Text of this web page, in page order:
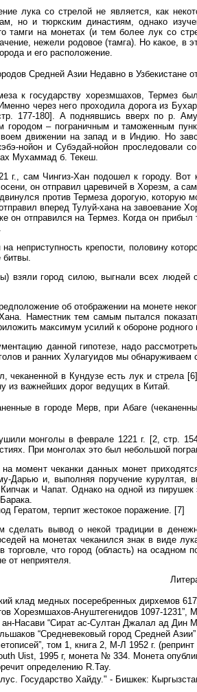
лука со стрелой не является, как
но и тюркским династиям, однако
тамги на монетах (и тем более лук со
нежели родовое (тамга). Но какое, в
и его расположение.
Средней Азии Недавно в Узбекистане
к государству хорезмшахов, Термез
через него проходила дорога из
177-180]. А поднявшись вверх по р.
городом – пограничным и таможенным
движении на запад и в Индию. Но
нойон и Субэдай-нойон проследовали
Мухаммад б. Текеш.
г., сам Чингиз-Хан подошел к городу.
он отправил царевичей в Хорезм, а
против Термеза дорогую, которую
вперед Тулуй-хана на завоевание
он отправился на Термез. Когда он
неприступность крепости, половину
битвы.
взяли город силою, выгнали всех
об отображении на монете
Наместник тем самым пытался
максимум усилий к обороне родного
данной гипотезе, надо
и ранних Хулагуидов мы
чеканенной в Кундузе есть лук и стрела
из важнейших дорог ведущих в Китай.
в городе Мерв, при Абаге
монголы в феврале 1221 г. [2, стр.
При монголах это был небольшой
момент чеканки данных монет
Дарью и, выполняя поручение курултая,
и Чапат. Однако на одной из
Гератом, терпит жестокое поражение. [7]
вывод о некой традиции в
на монетах чеканился знак в виде
торговле, что город (область) на
от неприятеля.
клад медных посеребренных дирхемов
Хорезмшахов-Ануштегенидов 1097-1231”,
Насави “Сират ас-Султан Джалал ад Дин
“Средневековый город Средней Азии”
том 1, книга 2, М-Л 1952 г. (репринт
Uist, 1995 г, монета № 334. Монета
определению R.Tay.
Государство Хайду." - Бишкек: